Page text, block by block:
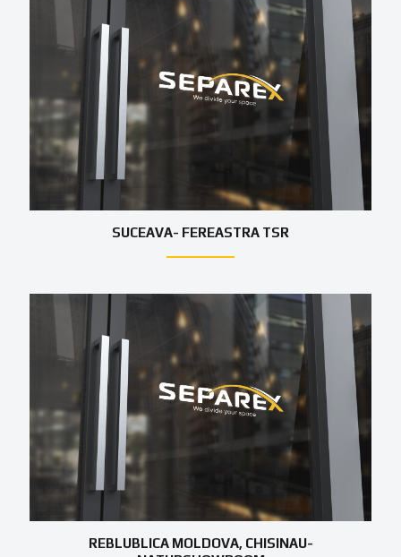
SUCEAVA- FEREASTRA TSR
REBLUBLICA MOLDOVA, CHISINAU-